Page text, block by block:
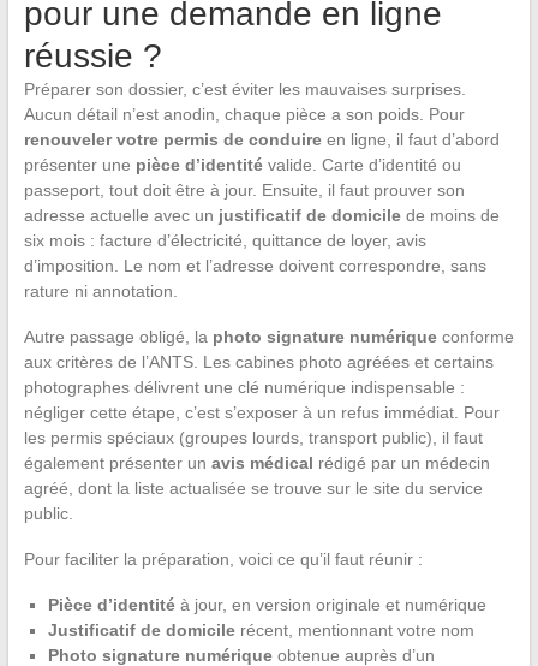
pour une demande en ligne
réussie ?
Préparer son dossier, c’est éviter les mauvaises surprises.
Aucun détail n’est anodin, chaque pièce a son poids. Pour
renouveler votre permis de conduireen ligne, il faut d’abord
présenter une pièce d’identitévalide. Carte d’identité ou
passeport, tout doit être à jour. Ensuite, il faut prouver son
adresse actuelle avec un justificatif de domicilede moins de
six mois : facture d’électricité, quittance de loyer, avis
d’imposition. Le nom et l’adresse doivent correspondre, sans
rature ni annotation.
Autre passage obligé, la photo signature numériqueconforme
aux critères de l’ANTS. Les cabines photo agréées et certains
photographes délivrent une clé numérique indispensable :
négliger cette étape, c’est s’exposer à un refus immédiat. Pour
les permis spéciaux (groupes lourds, transport public), il faut
également présenter un avis médical rédigé par un médecin
agréé, dont la liste actualisée se trouve sur le site du service
public.
Pour faciliter la préparation, voici ce qu’il faut réunir :
Pièce d’identitéà jour, en version originale et numérique
Justificatif de domicilerécent, mentionnant votre nom
Photo signature numériqueobtenue auprès d’un